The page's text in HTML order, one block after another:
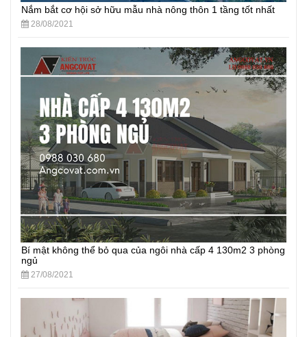
Nắm bắt cơ hội sở hữu mẫu nhà nông thôn 1 tầng tốt nhất
28/08/2021
Bí mật không thể bỏ qua của ngôi nhà cấp 4 130m2 3 phòng
ngủ
27/08/2021